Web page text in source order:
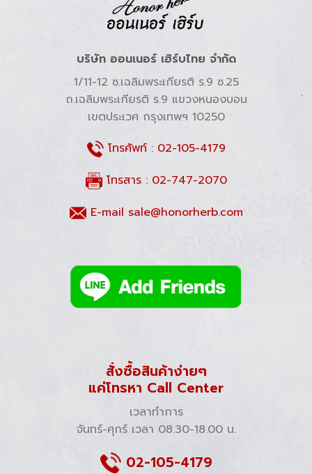
บริษัท ออนเนอร์ เฮิร์บไทย จำกัด
1/11-12 ซ.เฉลิมพระเกียรติ ร.9 ซ.25
ถ.เฉลิมพระเกียรติ ร.9 แขวงหนองบอน
เขตประเวศ กรุงเทพฯ 10250
โทรศัพท์ : 02-105-4179
โทรสาร : 02-747-2070
E-mail sale@honorherb.com
สั่งซื้อสินค้าง่ายๆ
แค่โทรหา Call Center
เวลาทำการ
จันทร์-ศุกร์ เวลา 08.30-18.00 น.
02-105-4179